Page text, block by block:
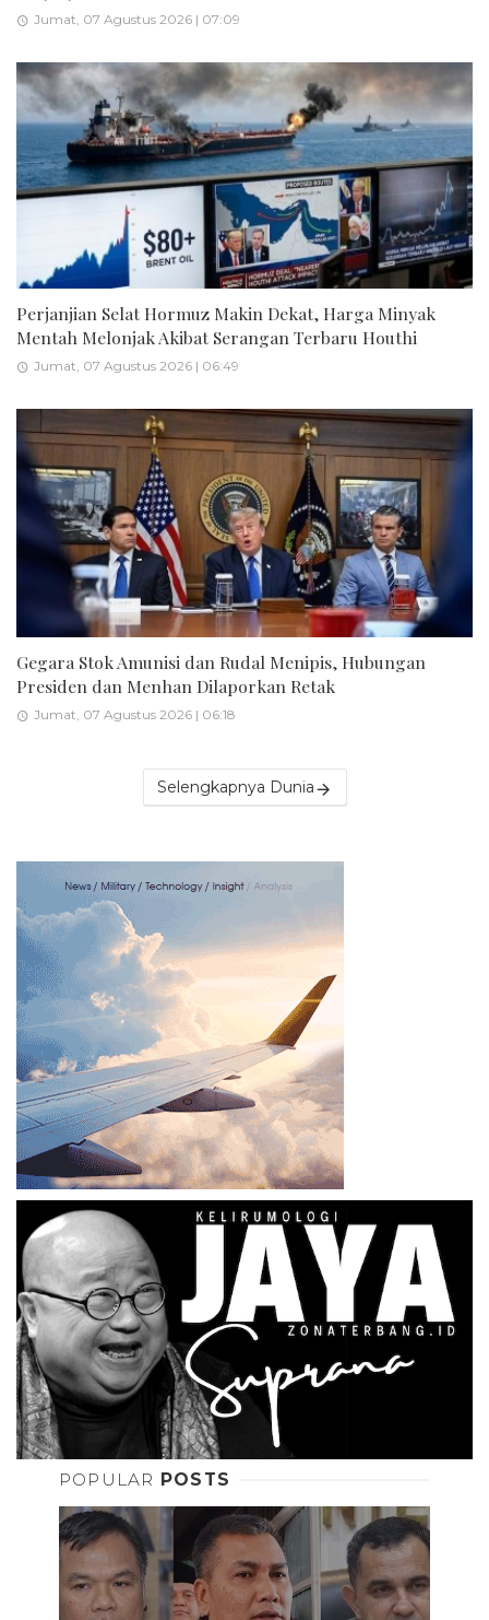
Jumat, 07 Agustus 2026 | 07:09
Perjanjian Selat Hormuz Makin Dekat, Harga Minyak
Mentah Melonjak Akibat Serangan Terbaru Houthi
Jumat, 07 Agustus 2026 | 06:49
Gegara Stok Amunisi dan Rudal Menipis, Hubungan
Presiden dan Menhan Dilaporkan Retak
Jumat, 07 Agustus 2026 | 06:18
Selengkapnya Dunia
POPULAR POSTS